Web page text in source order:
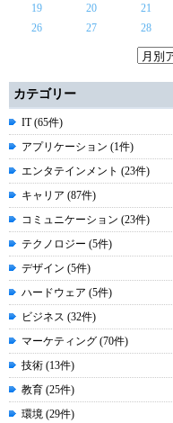
19
20 21
26
27 28
カテゴリー
IT (65件)
アプリケーション (1件)
エンタテインメント (23件)
キャリア (87件)
コミュニケーション (23件)
テクノロジー (5件)
デザイン (5件)
ハードウェア (5件)
ビジネス (32件)
マーケティング (70件)
技術 (13件)
教育 (25件)
環境 (29件)